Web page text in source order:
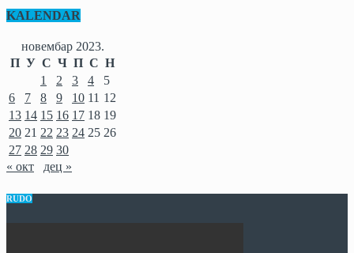
KALENDAR
новембар 2023.
П У С Ч П С Н
1
2 3 4
5
6
7 8 9 10 11 12
13 14 15 16 17 18 19
20 21 22 23 24 25 26
27 28 29 30
« окт
дец »
RUDO